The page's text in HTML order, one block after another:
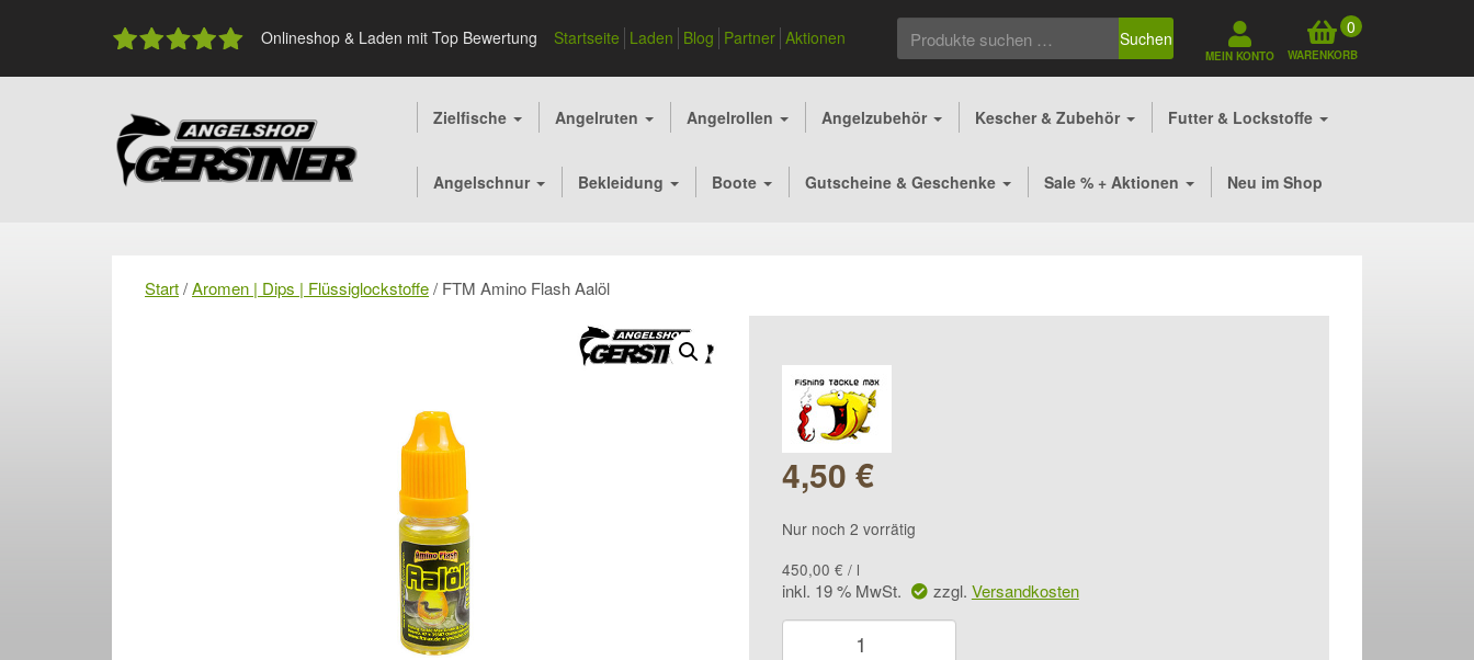
Onlineshop & Laden mit Top Bewertung Startseite Laden Blog Partner Aktionen
nach:
Suchen
MEIN KONTO
0
WARENKORB
Zielfische Angelruten Angelrollen Angelzubehör Kescher & Zubehör Futter & Lockstoffe
Angelschnur Bekleidung Boote Gutscheine & Geschenke Sale % + Aktionen Neu im Shop
Start/Aromen | Dips | Flüssiglockstoffe/ FTM Amino Flash Aalöl
4,50 €
Nur noch 2 vorrätig
450,00 € / l
inkl. 19 % MwSt. zzgl. Versandkosten
FTM